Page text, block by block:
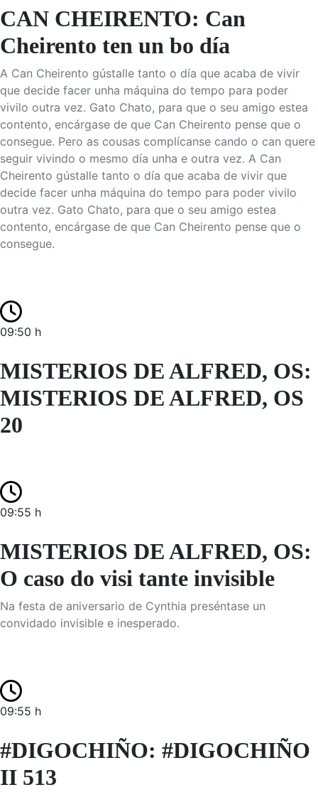
CAN CHEIRENTO: Can
Cheirento ten un bo día
A Can Cheirento gústalle tanto o día que acaba de vivir
que decide facer unha máquina do tempo para poder
vivilo outra vez. Gato Chato, para que o seu amigo estea
contento, encárgase de que Can Cheirento pense que o
consegue. Pero as cousas complícanse cando o can quere
seguir vivindo o mesmo día unha e outra vez. A Can
Cheirento gústalle tanto o día que acaba de vivir que
decide facer unha máquina do tempo para poder vivilo
outra vez. Gato Chato, para que o seu amigo estea
contento, encárgase de que Can Cheirento pense que o
consegue.
09:50 h
MISTERIOS DE ALFRED, OS:
MISTERIOS DE ALFRED, OS
20
09:55 h
MISTERIOS DE ALFRED, OS:
O caso do visi tante invisible
Na festa de aniversario de Cynthia preséntase un
convidado invisible e inesperado.
09:55 h
#DIGOCHIÑO: #DIGOCHIÑO
II 513